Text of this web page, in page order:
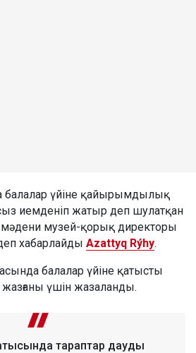
үйіне қайырымдылық
иемденіп жатыр деп шулатқан
мәдени музей-қорық директоры
хабарлайды Azattyq Rýhy.
балалар үйіне қатысты
үшін жазаланды.
тараптар дауды